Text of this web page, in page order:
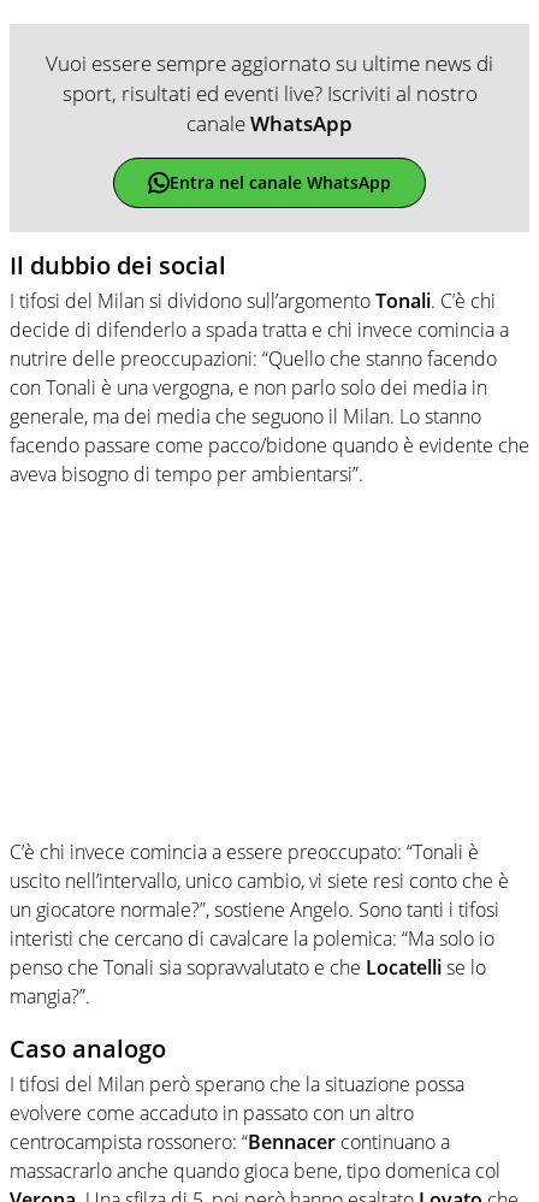
Vuoi essere sempre aggiornato su ultime news di
sport, risultati ed eventi live? Iscriviti al nostro
canaleWhatsApp
Entra nel canale WhatsApp
Il dubbio dei social
I tifosi del Milan si dividono sull’argomentoTonali. C’è chi
decide di difenderlo a spada tratta e chi invece comincia a
nutrire delle preoccupazioni: “Quello che stanno facendo
con Tonali è una vergogna, e non parlo solo dei media in
generale, ma dei media che seguono il Milan. Lo stanno
facendo passare come pacco/bidone quando è evidente che
aveva bisogno di tempo per ambientarsi”.
C’è chi invece comincia a essere preoccupato: “Tonali è
uscito nell’intervallo, unico cambio, vi siete resi conto che è
un giocatore normale?”, sostiene Angelo. Sono tanti i tifosi
interisti che cercano di cavalcare la polemica: “Ma solo io
penso che Tonali sia sopravvalutato e che Locatellise lo
mangia?”.
Caso analogo
I tifosi del Milan però sperano che la situazione possa
evolvere come accaduto in passato con un altro
centrocampista rossonero: “Bennacer continuano a
massacrarlo anche quando gioca bene, tipo domenica col